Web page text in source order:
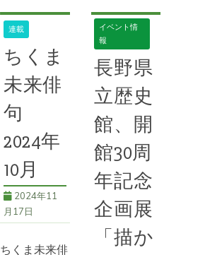
ほか【第
続きを読む
*ちくま未来
戦略研究機構
／日時＆会
場・未定 １
月の開催予定
◇ちくま未来
戦略サロン
が活躍する千
曲市の未
続きを読む
*ちくま未来
戦略研究機構,58
ちくま未来戦
連載
ちくま
未来俳
句
2024年
10月
2024年11
月17日
ちくま未来俳
イベント情
報
長野県
立歴史
館、開
館30周
年記念
企画展
「描か